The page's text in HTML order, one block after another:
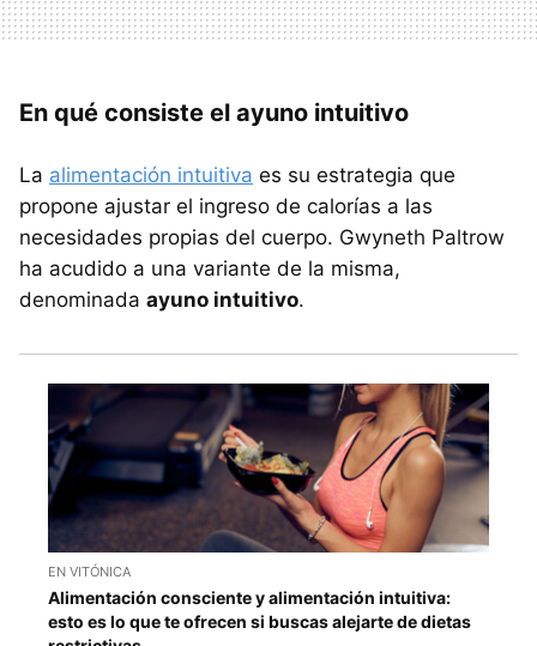
En qué consiste el ayuno intuitivo
La alimentación intuitiva es su estrategia que
propone ajustar el ingreso de calorías a las
necesidades propias del cuerpo. Gwyneth Paltrow
ha acudido a una variante de la misma,
denominada ayuno intuitivo.
EN VITÓNICA
Alimentación consciente y alimentación intuitiva:
esto es lo que te ofrecen si buscas alejarte de dietas